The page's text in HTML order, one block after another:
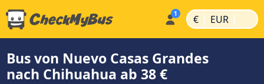
€ | EUR |
Bus von Nuevo Casas Grandes
nach Chihuahua ab 38 €